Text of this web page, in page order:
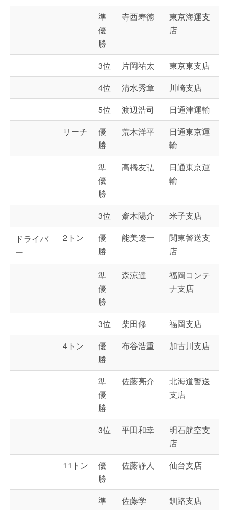
準
優
勝
寺西寿徳
東京海運支
店
3位 片岡祐太
東京東支店
4位
清水秀章
川崎支店
5位
渡辺浩司
日通津運輸
リーチ
優
勝
荒木洋平
日通東京運
輸
準
優
勝
高橋友弘
日通東京運
輸
3位 齋木陽介
米子支店
ドライバ
ー
2トン
優
勝
能美遼一
関東警送支
店
準
優
勝
森涼達
福岡コンテ
ナ支店
3位 柴田修
福岡支店
4トン
優
勝
布谷浩重 加古川支店
準
優
勝
佐藤亮介
北海道警送
支店
3位 平田和幸
明石航空支
店
11トン
優
勝
佐藤静人 仙台支店
準
佐藤学 釧路支店